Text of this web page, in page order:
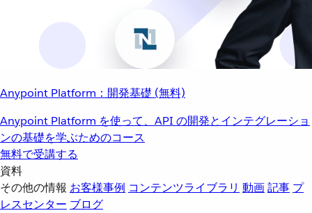
Anypoint Platform：開発基礎 (無料)
Anypoint Platform を使って、API の開発とインテグレーショ
ンの基礎を学ぶためのコース
無料で受講する
資料
その他の情報 お客様事例 コンテンツライブラリ 動画記事 プ
レスセンター ブログ